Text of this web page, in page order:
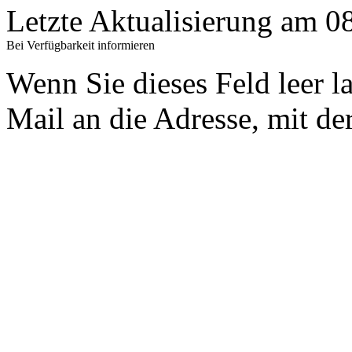
Letzte Aktualisierung am
Bei Verfügbarkeit informieren
Wenn Sie dieses Feld leer
Mail an die Adresse, mit